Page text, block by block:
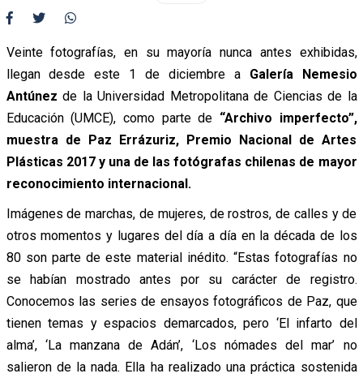
Veinte fotografías, en su mayoría nunca antes exhibidas,
llegan desde este 1 de diciembre a Galería Nemesio
Antúnez de la Universidad Metropolitana de Ciencias de la
Educación (UMCE), como parte de “Archivo imperfecto”,
muestra de Paz Errázuriz, Premio Nacional de Artes
Plásticas 2017 y una de las fotógrafas chilenas de mayor
reconocimiento internacional.
Imágenes de marchas, de mujeres, de rostros, de calles y de
otros momentos y lugares del día a día en la década de los
80 son parte de este material inédito. “Estas fotografías no
se habían mostrado antes por su carácter de registro.
Conocemos las series de ensayos fotográficos de Paz, que
tienen temas y espacios demarcados, pero ‘El infarto del
alma’, ‘La manzana de Adán’, ‘Los nómades del mar’ no
salieron de la nada. Ella ha realizado una práctica sostenida